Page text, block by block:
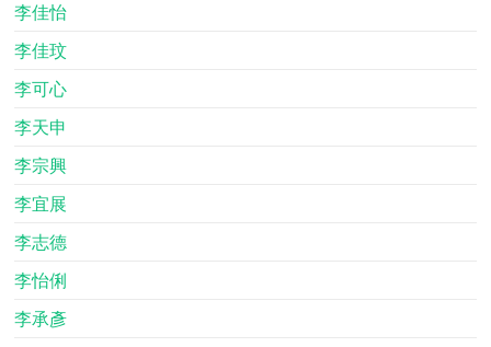
李佳怡
李佳玟
李可心
李天申
李宗興
李宜展
李志德
李怡俐
李承彥